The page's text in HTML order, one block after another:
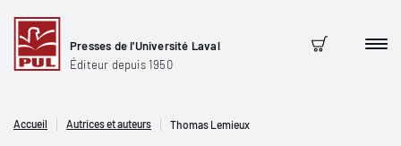
Presses de l'Université Laval
Éditeur depuis 1950
Panier
Accueil Autrices et auteurs Thomas Lemieux